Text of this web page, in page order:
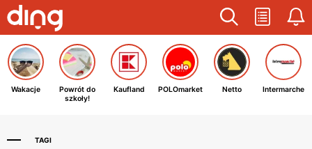
Wakacje
Powrót do
szkoły!
Kaufland POLOmarket Netto Intermarche
TAGI